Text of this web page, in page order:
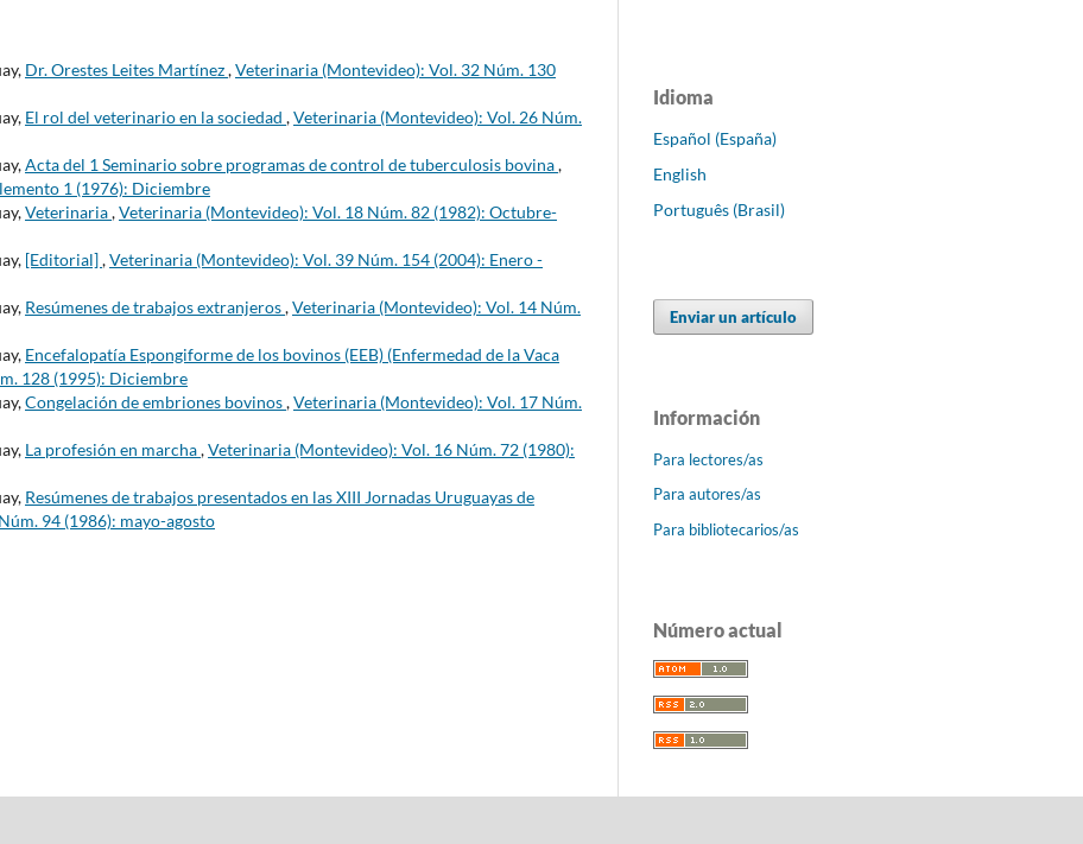
Dr. Orestes Leites Martínez,Veterinaria (Montevideo): Vol. 32 Núm. 130
El rol del veterinario en la sociedad ,Veterinaria (Montevideo): Vol. 26 Núm.
Acta del 1 Seminario sobre programas de control de tuberculosis bovina,
1 (1976): Diciembre
Veterinaria,Veterinaria (Montevideo): Vol. 18 Núm. 82 (1982): Octubre-
[Editorial],Veterinaria (Montevideo): Vol. 39 Núm. 154 (2004): Enero -
Resúmenes de trabajos extranjeros,Veterinaria (Montevideo): Vol. 14 Núm.
Encefalopatía Espongiforme de los bovinos (EEB) (Enfermedad de la Vaca
128 (1995): Diciembre
Congelación de embriones bovinos,Veterinaria (Montevideo): Vol. 17 Núm.
La profesión en marcha,Veterinaria (Montevideo): Vol. 16 Núm. 72 (1980):
Resúmenes de trabajos presentados en las XIII Jornadas Uruguayas de
94 (1986): mayo-agosto
Idioma
Español (España)
English
Português (Brasil)
Enviar un artículo
Información
Para lectores/as
Para autores/as
Para bibliotecarios/as
Número actual